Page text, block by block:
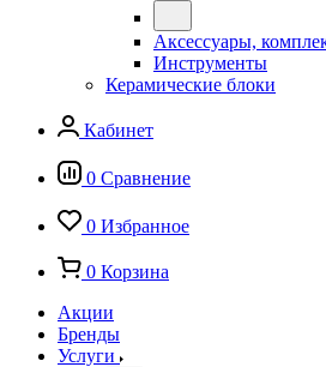
Аксессуары,
Инструменты
Керамические блоки
Кабинет
0 Сравнение
0 Избранное
0 Корзина
Акции
Бренды
Услуги